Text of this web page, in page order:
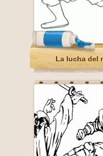
La lucha del